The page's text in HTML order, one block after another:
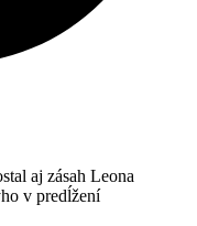
aj zásah Leona
v predĺžení